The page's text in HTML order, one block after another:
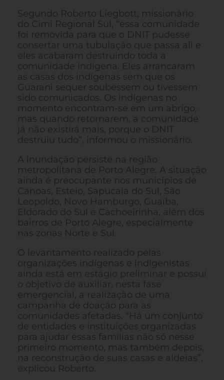
Segundo Roberto Liegbott, missionário
do Cimi Regional Sul, “essa comunidade
foi removida para que o DNIT pudesse
consertar uma tubulação que passa ali e
eles acabaram destruindo toda a
comunidade indígena. Eles arrancaram
as casas dos indígenas sem que os
Guarani sequer soubessem ou tivessem
sido comunicados. Os indígenas no
momento encontram-se em um abrigo,
mas quando retornarem, a comunidade
já não existirá mais, porque o DNIT
destruiu tudo”, informou o missionário.
A inundação persiste na região
metropolitana de Porto Alegre. A situação
ainda é preocupante nos municípios de
Canoas, Esteio, Sapucaia do Sul, São
Leopoldo, Novo Hamburgo, Guaíba,
Eldorado do Sul e Cachoeirinha, além dos
bairros de Porto Alegre, especialmente
nas zonas Norte e Sul.
O levantamento realizado pelas
organizações indígenas e indigenistas
ainda está em estágio preliminar e possui
o objetivo de auxiliar, nesta fase
emergencial, a realização de uma
campanha de doação para as
comunidades afetadas. “Há um conjunto
de entidades e instituições organizadas
para ajudar essas famílias não só nesse
primeiro momento, mas também depois,
na reconstrução de suas casas e aldeias”,
explicou Roberto.